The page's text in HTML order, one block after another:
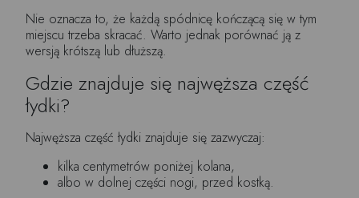
Nie oznacza to, że każdą spódnicę kończącą się w tym
miejscu trzeba skracać. Warto jednak porównać ją z
wersją krótszą lub dłuższą.
Gdzie znajduje się najwęższa część
łydki?
Najwęższa część łydki znajduje się zazwyczaj:
kilka centymetrów poniżej kolana,
albo w dolnej części nogi, przed kostką.